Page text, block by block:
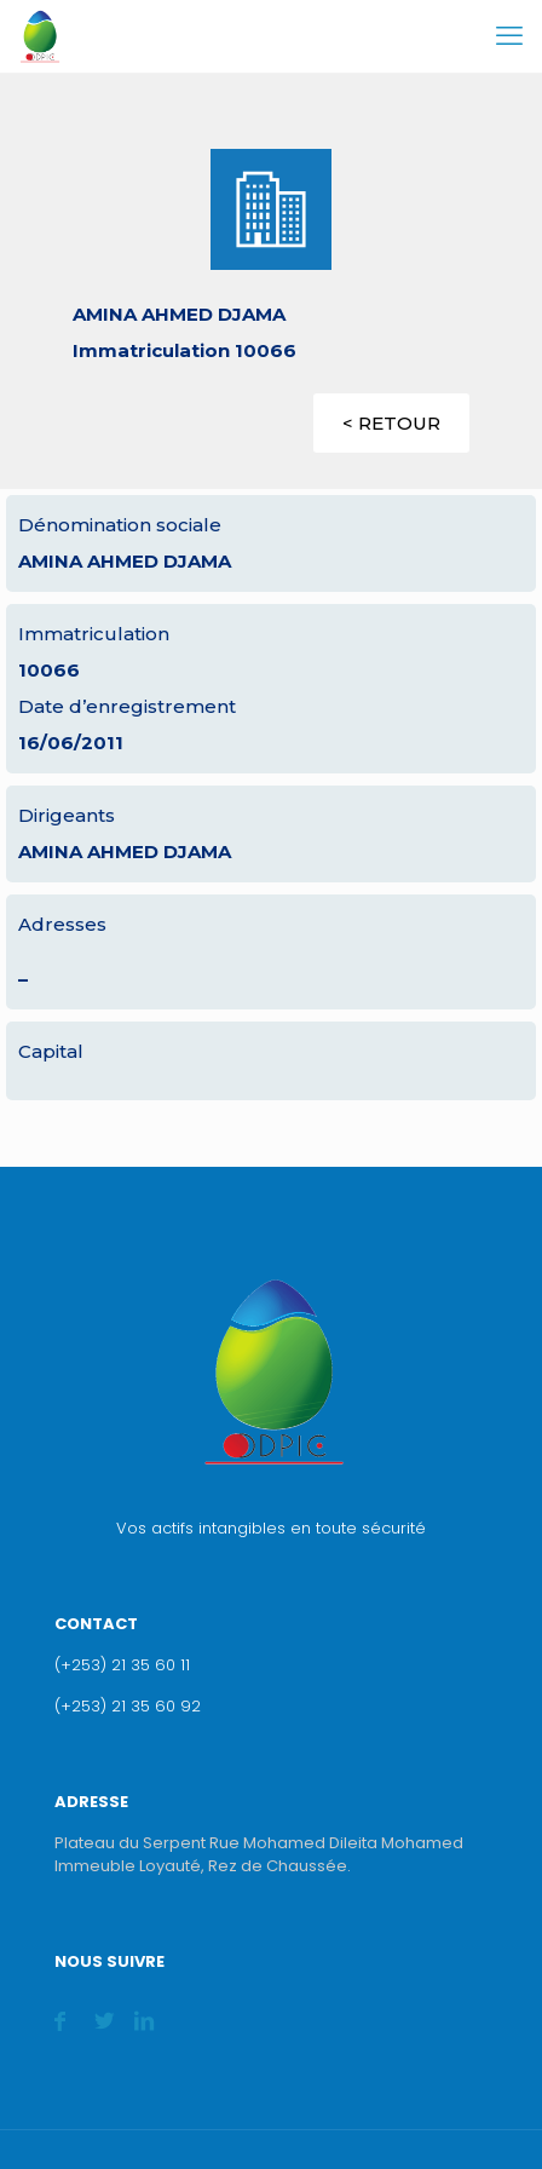
AMINA AHMED DJAMA
Immatriculation 10066
< RETOUR
Dénomination sociale
AMINA AHMED DJAMA
Immatriculation
10066
Date d’enregistrement
16/06/2011
Dirigeants
AMINA AHMED DJAMA
Adresses
–
Capital
Vos actifs intangibles en toute sécurité
CONTACT
(+253) 21 35 60 11
(+253) 21 35 60 92
ADRESSE
Plateau du Serpent Rue Mohamed Dileita Mohamed
Immeuble Loyauté, Rez de Chaussée.
NOUS SUIVRE